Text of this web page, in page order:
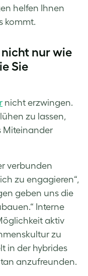
helfen Ihnen
kommt.
nur wie
Sie
nicht erzwingen.
zu lassen,
Miteinander
verbunden
zu engagieren“,
geben uns die
Interne
aktiv
zu
in der hybrides
anzufreunden.